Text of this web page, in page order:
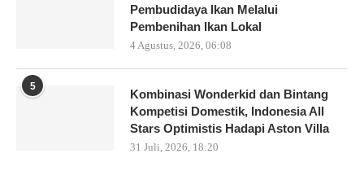
Pembudidaya Ikan Melalui
Pembenihan Ikan Lokal
4 Agustus, 2026, 06:08
5
Kombinasi Wonderkid dan Bintang
Kompetisi Domestik, Indonesia All
Stars Optimistis Hadapi Aston Villa
31 Juli, 2026, 18:20